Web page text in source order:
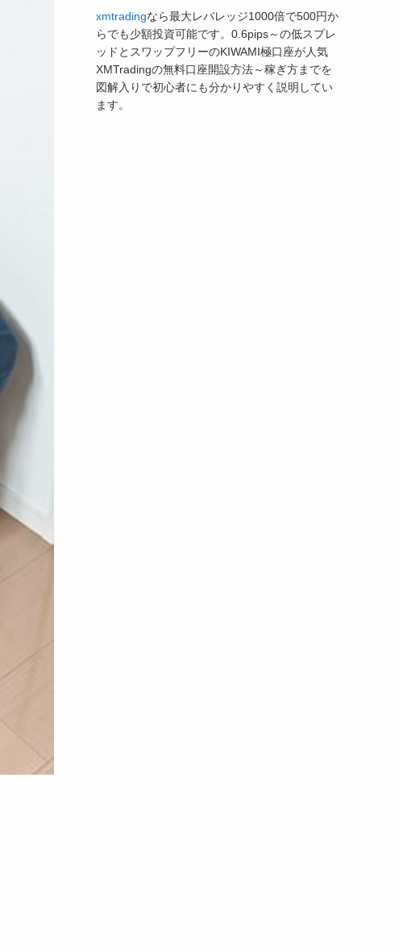
xmtradingなら最大レバレッジ1000倍で500円か
らでも少額投資可能です。0.6pips～の低スプレ
ッドとスワップフリーのKIWAMI極口座が人気
XMTradingの無料口座開設方法～稼ぎ方までを
図解入りで初心者にも分かりやすく説明してい
ます。